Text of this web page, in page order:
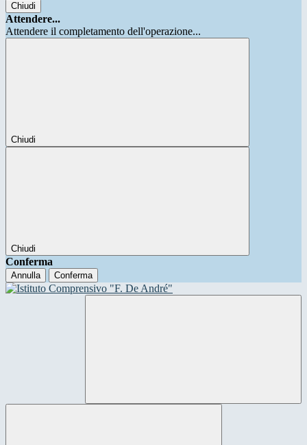
Chiudi
Attendere...
Attendere il completamento dell'operazione...
Chiudi
Chiudi
Conferma
Annulla Conferma